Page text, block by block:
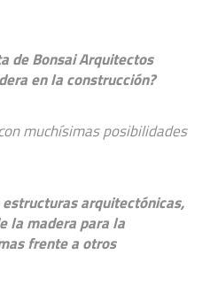
de Bonsai Arquitectos
en la construcción?
muchísimas posibilidades
arquitectónicas,
la madera para la
frente a otros